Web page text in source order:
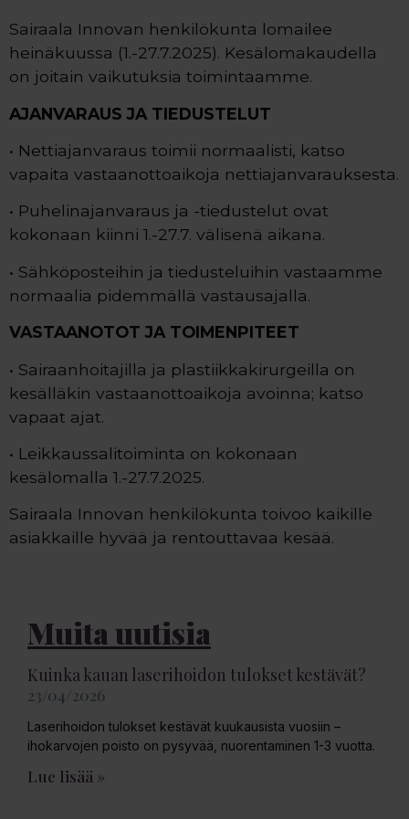
Sairaala Innovan henkilökunta lomailee
heinäkuussa (1.-27.7.2025). Kesälomakaudella
on joitain vaikutuksia toimintaamme.
AJANVARAUS JA TIEDUSTELUT
• Nettiajanvaraus toimii normaalisti, katso
vapaita vastaanottoaikoja nettiajanvarauksesta.
• Puhelinajanvaraus ja -tiedustelut ovat
kokonaan kiinni 1.-27.7. välisenä aikana.
• Sähköposteihin ja tiedusteluihin vastaamme
normaalia pidemmällä vastausajalla.
VASTAANOTOT JA TOIMENPITEET
• Sairaanhoitajilla ja plastiikkakirurgeilla on
kesälläkin vastaanottoaikoja avoinna; katso
vapaat ajat.
• Leikkaussalitoiminta on kokonaan
kesälomalla 1.-27.7.2025.
Sairaala Innovan henkilökunta toivoo kaikille
asiakkaille hyvää ja rentouttavaa kesää.
Muita uutisia
Kuinka kauan laserihoidon tulokset kestävät?
23/04/2026
Laserihoidon tulokset kestävät kuukausista vuosiin –
ihokarvojen poisto on pysyvää, nuorentaminen 1-3 vuotta.
Lue lisää »